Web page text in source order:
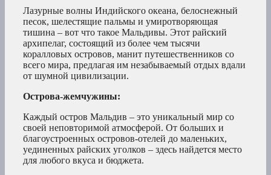
Лазурные волны Индийского океана, белоснежный
песок, шелестящие пальмы и умиротворяющая
тишина – вот что такое Мальдивы. Этот райский
архипелаг, состоящий из более чем тысячи
коралловых островов, манит путешественников со
всего мира, предлагая им незабываемый отдых вдали
от шумной цивилизации.
Острова-жемчужины:
Каждый остров Мальдив – это уникальный мир со
своей неповторимой атмосферой. От больших и
благоустроенных островов-отелей до маленьких,
уединенных райских уголков – здесь найдется место
для любого вкуса и бюджета.